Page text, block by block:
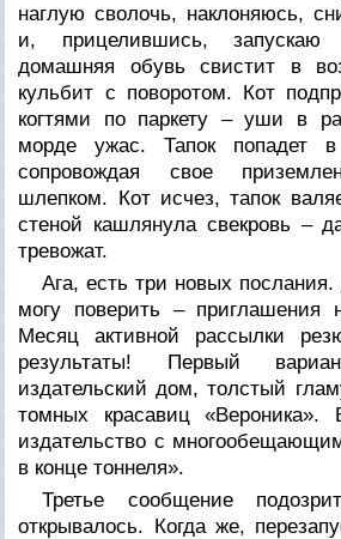
наглую сволочь, наклоняюсь,
и, прицелившись,
домашняя обувь свистит в
кульбит с поворотом. Кот
когтями по паркету – уши в
морде ужас. Тапок попадет
сопровождая свое
шлепком. Кот исчез, тапок
стеной кашлянула свекровь –
тревожат.
Ага, есть три новых
могу поверить – приглашения
Месяц активной рассылки
результаты! Первый
издательский дом, толстый
томных красавиц «Вероника».
издательство с
в конце тоннеля».
Третье сообщение
открывалось. Когда же,